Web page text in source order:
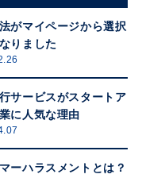
がマイページから選択
りました
サービスがスタートア
に人気な理由
ーハラスメントとは？